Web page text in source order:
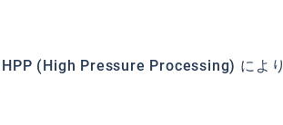
(High Pressure Processing) により